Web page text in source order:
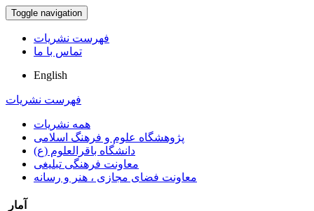
Toggle navigation
فهرست نشریات
تماس با ما
English
فهرست نشریات
همه نشریات
پژوهشگاه علوم و فرهنگ اسلامی
دانشگاه باقرالعلوم (ع)
معاونت فرهنگی تبلیغی
معاونت فضای مجازی ، هنر و رسانه
آمار